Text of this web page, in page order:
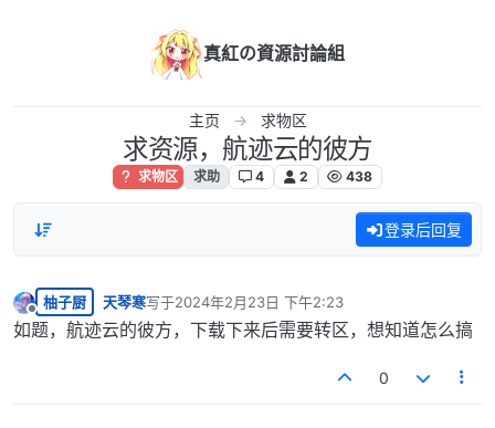
真紅の資源討論組
主页 求物区
求资源，航迹云的彼方
求物区 求助 4 2 438
登录后回复
离线
柚子厨 天琴寒写于2024年2月23日 下午2:23
最后由 编辑
如题，航迹云的彼方，下载下来后需要转区，想知道怎么搞
0